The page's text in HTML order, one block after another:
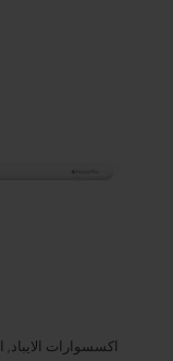
اكسسوارات الايباد,